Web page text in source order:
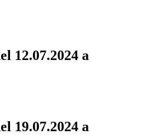
12.07.2024 a
19.07.2024 a